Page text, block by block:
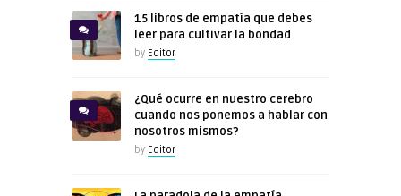
15 libros de empatía que debes
leer para cultivar la bondad
by Editor
¿Qué ocurre en nuestro cerebro
cuando nos ponemos a hablar con
nosotros mismos?
by Editor